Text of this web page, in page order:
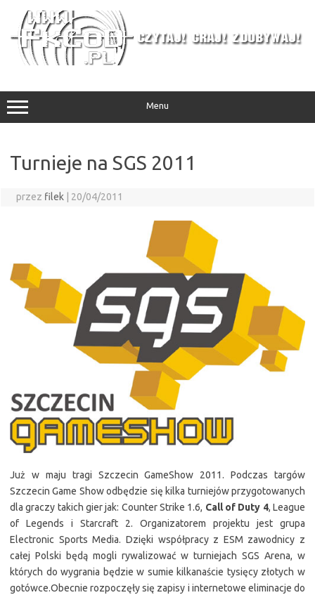
treści
Menu
Turnieje na SGS 2011
przez filek 20/04/2011
Już w maju tragi Szczecin GameShow 2011. Podczas targów
Szczecin Game Show odbędzie się kilka turniejów przygotowanych
dla graczy takich gier jak: Counter Strike 1.6, Call of Duty 4, League
of Legends i Starcraft 2. Organizatorem projektu jest grupa
Electronic Sports Media. Dzięki współpracy z ESM zawodnicy z
całej Polski będą mogli rywalizować w turniejach SGS Arena, w
których do wygrania będzie w sumie kilkanaście tysięcy złotych w
gotówce.Obecnie rozpoczęły się zapisy i internetowe eliminacje do